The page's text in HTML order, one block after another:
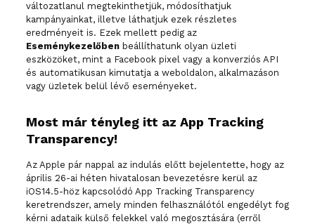
változatlanul megtekinthetjük, módosíthatjuk
kampányainkat, illetve láthatjuk ezek részletes
eredményeit is. Ezek mellett pedig az
Eseménykezelőbenbeállíthatunk olyan üzleti
eszközöket, mint a Facebook pixel vagy a konverziós API
és automatikusan kimutatja a weboldalon, alkalmazáson
vagy üzletek belül lévő eseményeket.
Most már tényleg itt az App Tracking
Transparency!
Az Apple pár nappal az indulás előtt bejelentette, hogy az
április 26-ai héten hivatalosan bevezetésre kerül az
iOS14.5-höz kapcsolódó App Tracking Transparency
keretrendszer, amely minden felhasználótól engedélyt fog
kérni adataik külső felekkel való megosztására (erről